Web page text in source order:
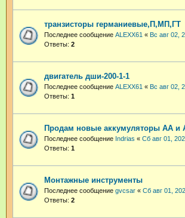
транзисторы германиевые,П,МП,ГТ
Последнее сообщение ALEXX61 « Вс авг 02,
Ответы: 2
двигатель дши-200-1-1
Последнее сообщение ALEXX61 « Вс авг 02,
Ответы: 1
Продам новые аккумуляторы АА и
Последнее сообщение Indrias « Сб авг 01,
Ответы: 1
Монтажные инструменты
Последнее сообщение gvcsar « Сб авг 01,
Ответы: 2